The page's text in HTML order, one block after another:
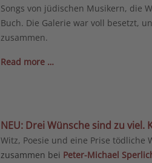
Songs von jüdischen Musikern, die
Buch. Die Galerie war voll besetzt,
zusammen.
Read more …
NEU: Drei Wünsche sind zu
Witz, Poesie und eine Prise tödliche
zusammen bei Peter-Michael